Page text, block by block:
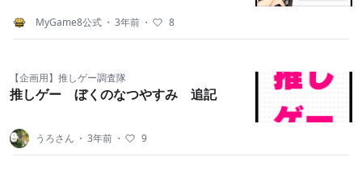
MyGame8公式 ・ 3年前 ・ 8
【企画用】推しゲー調査隊
推しゲー ぼくのなつやすみ 追記
うろさん ・ 3年前 ・ 9